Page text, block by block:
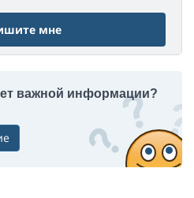
мне
важной информации?